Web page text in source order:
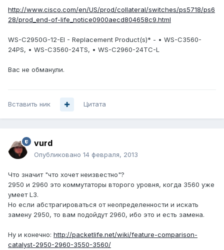
http://www.cisco.com/en/US/prod/collateral/switches/ps5718/ps6
28/prod_end-of-life_notice0900aecd804658c9.html
WS-C2950G-12-EI - Replacement Product(s)* - • WS-C3560-
24PS, • WS-C3560-24TS, • WS-C2960-24TC-L
Вас не обманули.
Вставить ник Цитата
vurd
Опубликовано 14 февраля, 2013
Что значит "что хочет неизвестно"?
2950 и 2960 это коммутаторы второго уровня, когда 3560 уже
умеет L3.
Но если абстрагироваться от неопределенности и искать
замену 2950, то вам подойдут 2960, ибо это и есть замена.
Ну и конечно: http://packetlife.net/wiki/feature-comparison-
catalyst-2950-2960-3550-3560/